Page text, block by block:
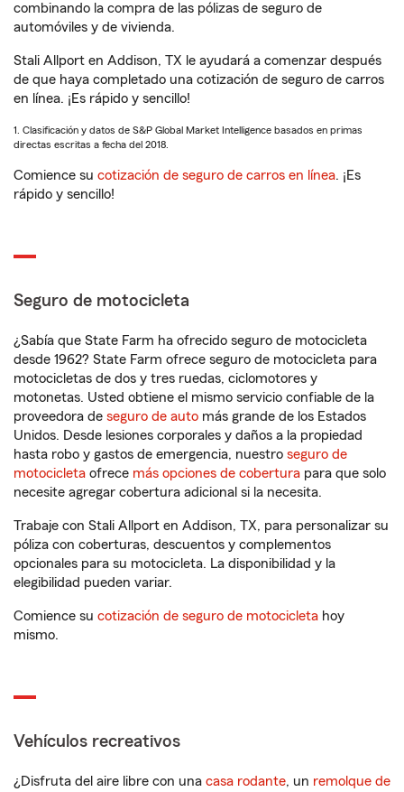
combinando la compra de las pólizas de seguro de
automóviles y de vivienda.
Stali Allport en Addison, TX le ayudará a comenzar después
de que haya completado una cotización de seguro de carros
en línea. ¡Es rápido y sencillo!
1. Clasificación y datos de S&P Global Market Intelligence basados en primas
directas escritas a fecha del 2018.
Comience su cotización de seguro de carros en línea. ¡Es
rápido y sencillo!
Seguro de motocicleta
¿Sabía que State Farm ha ofrecido seguro de motocicleta
desde 1962? State Farm ofrece seguro de motocicleta para
motocicletas de dos y tres ruedas, ciclomotores y
motonetas. Usted obtiene el mismo servicio confiable de la
proveedora de seguro de auto más grande de los Estados
Unidos. Desde lesiones corporales y daños a la propiedad
hasta robo y gastos de emergencia, nuestro seguro de
motocicleta ofrece más opciones de cobertura para que solo
necesite agregar cobertura adicional si la necesita.
Trabaje con Stali Allport en Addison, TX, para personalizar su
póliza con coberturas, descuentos y complementos
opcionales para su motocicleta. La disponibilidad y la
elegibilidad pueden variar.
Comience su cotización de seguro de motocicleta hoy
mismo.
Vehículos recreativos
¿Disfruta del aire libre con una casa rodante, un remolque de